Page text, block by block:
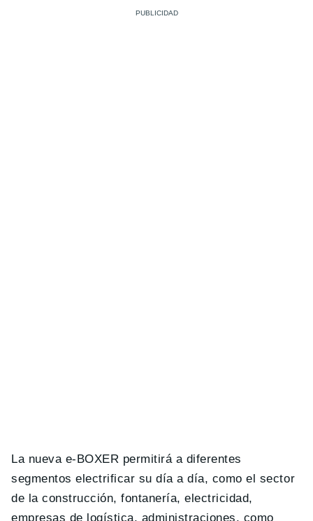
La nueva e-BOXER permitirá a diferentes
segmentos electrificar su día a día, como el sector
de la construcción, fontanería, electricidad,
empresas de logística, administraciones, como